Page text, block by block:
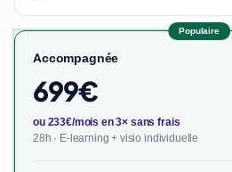
Populaire
Accompagnée
699€
ou 233€/mois en 3× sans frais
28h · E-learning + visio individuelle